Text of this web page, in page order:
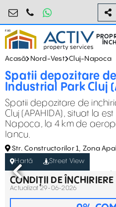
0755.795.795
Acasă Nord-Vest Cluj-Napoca
Spatii depozitare
Industrial Park Cluj
Spatii depozitare de
Cluj (APAHIDA), situat la
Napoca, la 4 km de
Iancu.
Str. Constructorilor 1, Zona
Hartă
Street View
CONDIȚII DE ÎNCHIRIERE
Actualizat 29-06-2026